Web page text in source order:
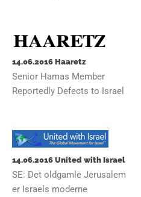
14.06.2016 Haaretz
Senior Hamas Member
Reportedly Defects to Israel
14.06.2016 United with Israel
SE: Det oldgamle Jerusalem
er Israels moderne